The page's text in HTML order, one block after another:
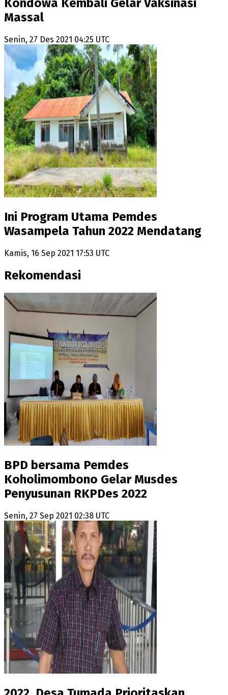
Kondowa Kembali Gelar Vaksinasi
Massal
Senin, 27 Des 2021 04:25 UTC
Ini Program Utama Pemdes
Wasampela Tahun 2022 Mendatang
Kamis, 16 Sep 2021 17:53 UTC
Rekomendasi
BPD bersama Pemdes
Koholimombono Gelar Musdes
Penyusunan RKPDes 2022
Senin, 27 Sep 2021 02:38 UTC